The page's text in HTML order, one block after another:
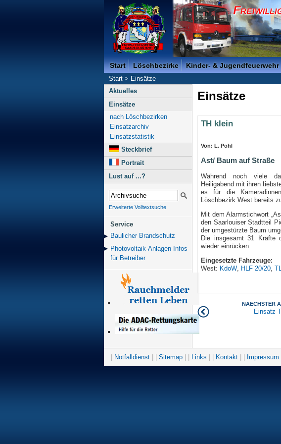
Freiwillige Feuerwehr der Kreisstadt
Start Löschbezirke Kinder- & Jugendfeuerwehr
Start>Einsätze
Aktuelles
Einsätze
nach Löschbezirken
Einsatzarchiv
Einsatzstatistik
Steckbrief
Portrait
Lust auf ...?
Erweiterte Volltextsuche
Service
Baulicher Brand­schutz
Photovoltaik-Anlagen Infos
für Betreiber
Einsätze
TH klein
Von: L. Pohl
Ast/ Baum auf Straße
Während noch viele
Heiligabend mit ihren
es für die
Löschbezirk West bereits
Mit dem Alarmstichwort
den Saarlouiser Stadtteil
der umgestürzte Baum
Die insgesamt 31 Kräfte
wieder einrücken.
Eingesetzte Fahrzeuge:
West: KdoW HLF 20/20
NAECHSTER
Einsatz
Notfalldienst Sitemap Links Kontakt Impressum